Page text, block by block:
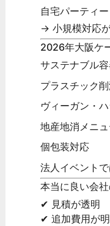
自宅パーティー
→ 小規模対応
2026年大阪ケ
サステナブル
プラスチック
ヴィーガン・
地産地消メニ
個包装対応
法人イベント
本当に良い会
✔ 見積が透明
✔ 追加費用が